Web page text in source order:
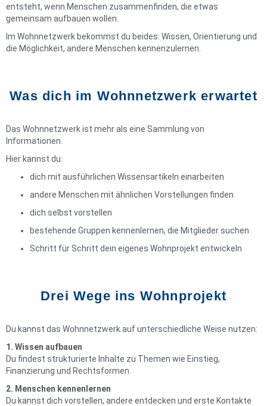
entsteht, wenn Menschen zusammenfinden, die etwas
gemeinsam aufbauen wollen.
Im Wohnnetzwerk bekommst du beides: Wissen, Orientierung und
die Möglichkeit, andere Menschen kennenzulernen.
Was dich im Wohnnetzwerk erwartet
Das Wohnnetzwerk ist mehr als eine Sammlung von
Informationen.
Hier kannst du:
dich mit ausführlichen Wissensartikeln einarbeiten
andere Menschen mit ähnlichen Vorstellungen finden
dich selbst vorstellen
bestehende Gruppen kennenlernen, die Mitglieder suchen
Schritt für Schritt dein eigenes Wohnprojekt entwickeln
Drei Wege ins Wohnprojekt
Du kannst das Wohnnetzwerk auf unterschiedliche Weise nutzen:
1. Wissen aufbauen
Du findest strukturierte Inhalte zu Themen wie Einstieg,
Finanzierung und Rechtsformen.
2. Menschen kennenlernen
Du kannst dich vorstellen, andere entdecken und erste Kontakte